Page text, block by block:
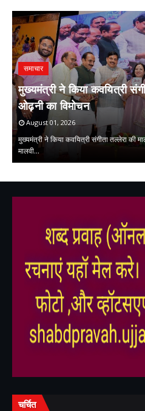
समाचार
मुख्यमंत्री ने किया कवयित्री
ओढ़नी का विमोचन
August 01, 2026
मुख्यमंत्री ने किया कवयित्री संगीता तल्लेरा की
मालवी…
चर्चित